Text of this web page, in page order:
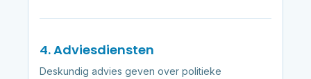
4. Adviesdiensten
Deskundig advies geven over politieke